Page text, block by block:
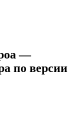
—
по версии